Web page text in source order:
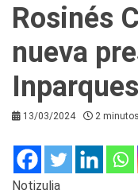
Rosinés
nueva
Inparques
13/03/2024 2
Notizulia